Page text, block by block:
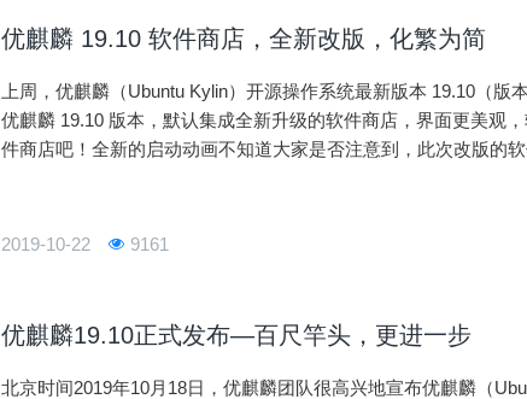
优麒麟 19.10 软件商店，全新改版，化繁为简
上周，优麒麟（Ubuntu Kylin）开源操作系统最新版本 19.10（版
优麒麟 19.10 版本，默认集成全新升级的软件商店，界面更美观
件商店吧！全新的启动动画不知道大家是否注意到，此次改版的
2019-10-22 9161
优麒麟19.10正式发布—百尺竿头，更进一步
北京时间2019年10月18日，优麒麟团队很高兴地宣布优麒麟（